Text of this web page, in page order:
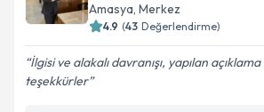
Amasya, Merkez
4.9 (43 Değerlendirme)
İlgisi ve alakalı davranışı, yapılan
teşekkürler